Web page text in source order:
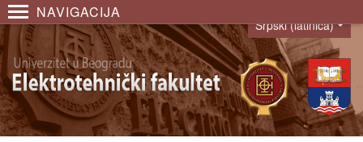
NAVIGACIJA
Language
Srpski (latinica)